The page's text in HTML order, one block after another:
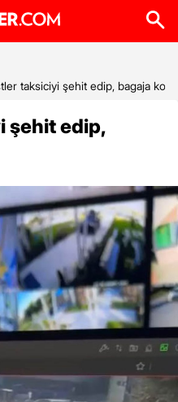
taksiciyi şehit edip, bagaja
şehit edip,